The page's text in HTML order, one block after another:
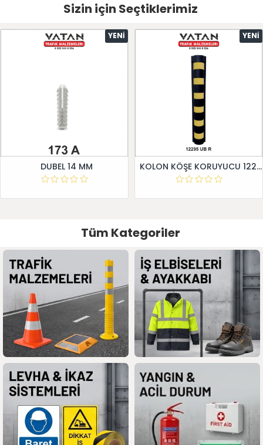
Sizin için Seçtiklerimiz
YENI
DUBEL 14 MM
YENI
KOLON KÖŞE KORUYUCU 12295 UB R
Tüm Kategoriler